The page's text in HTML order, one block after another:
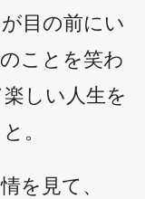
目の前にい
ことを笑わ
しい人生を
。
を見て、